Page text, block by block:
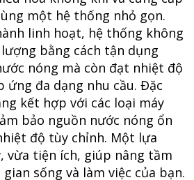
một hệ thống nhỏ gọn.
linh hoạt, hệ thống không
bằng cách tận dụng
nóng mà còn đạt nhiệt độ
ứng đa dạng nhu cầu. Đặc
kết hợp với các loại máy
bảo nguồn nước nóng ổn
độ tùy chỉnh. Một lựa
vừa tiện ích, giúp nâng tầm
sống và làm việc của bạn.